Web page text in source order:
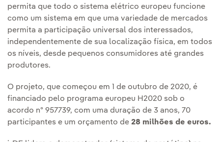
permita que todo o sistema elétrico europeu funcione
como um sistema em que uma variedade de mercados
permita a participação universal dos interessados,
independentemente de sua localização física, em todos
os níveis, desde pequenos consumidores até grandes
produtores.
O projeto, que começou em 1 de outubro de 2020, é
financiado pelo programa europeu H2020 sob o
acordo nº 957739, com uma duração de 3 anos, 70
participantes e um orçamento de 28 milhões de euros.